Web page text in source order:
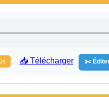
📥 Télécharger ✂️